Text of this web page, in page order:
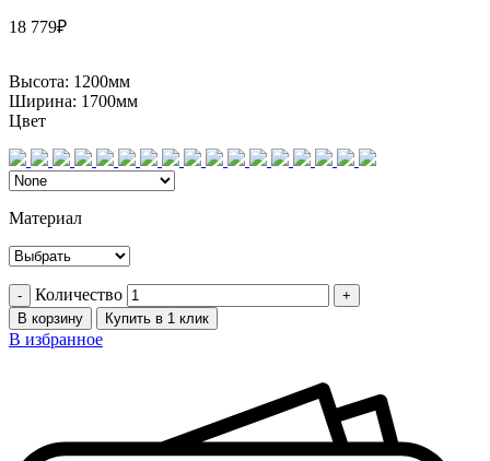
18 779₽
Высота: 1200мм
Ширина: 1700мм
Цвет
Материал
Количество
В корзину Купить в 1 клик
В избранное